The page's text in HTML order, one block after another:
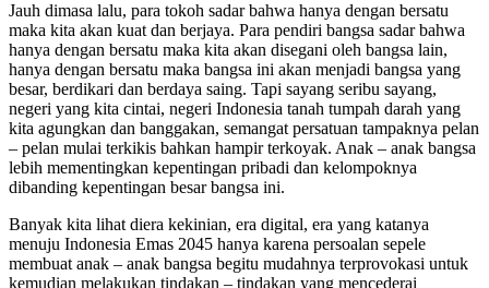
Jauh dimasa lalu, para tokoh sadar bahwa hanya dengan bersatu
maka kita akan kuat dan berjaya. Para pendiri bangsa sadar bahwa
hanya dengan bersatu maka kita akan disegani oleh bangsa lain,
hanya dengan bersatu maka bangsa ini akan menjadi bangsa yang
besar, berdikari dan berdaya saing. Tapi sayang seribu sayang,
negeri yang kita cintai, negeri Indonesia tanah tumpah darah yang
kita agungkan dan banggakan, semangat persatuan tampaknya pelan
– pelan mulai terkikis bahkan hampir terkoyak. Anak – anak bangsa
lebih mementingkan kepentingan pribadi dan kelompoknya
dibanding kepentingan besar bangsa ini.
Banyak kita lihat diera kekinian, era digital, era yang katanya
menuju Indonesia Emas 2045 hanya karena persoalan sepele
membuat anak – anak bangsa begitu mudahnya terprovokasi untuk
kemudian melakukan tindakan – tindakan yang mencederai